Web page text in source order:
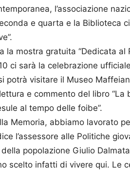
l’associazione
e quarta e la Biblioteca
la mostra gratuita “Dedicata al
ci sarà la celebrazione
potrà visitare il Museo
e commento del libro “La
al tempo delle foibe”.
Memoria, abbiamo lavorato
l’assessore alle Politiche
popolazione Giulio
scelto infatti di vivere qui. Le